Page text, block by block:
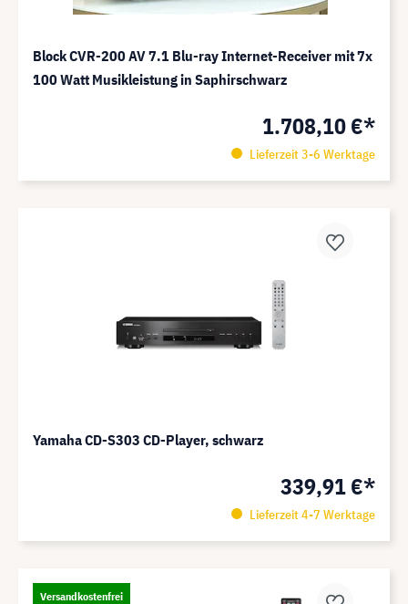
Block CVR-200 AV 7.1 Blu-ray Internet-Receiver mit 7x
100 Watt Musikleistung in Saphirschwarz
1.708,10 €*
Lieferzeit 3-6 Werktage
Yamaha CD-S303 CD-Player, schwarz
339,91 €*
Lieferzeit 4-7 Werktage
Versandkostenfrei